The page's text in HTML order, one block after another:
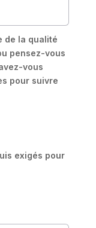
de la qualité
pensez-vous
vous
pour suivre
exigés pour